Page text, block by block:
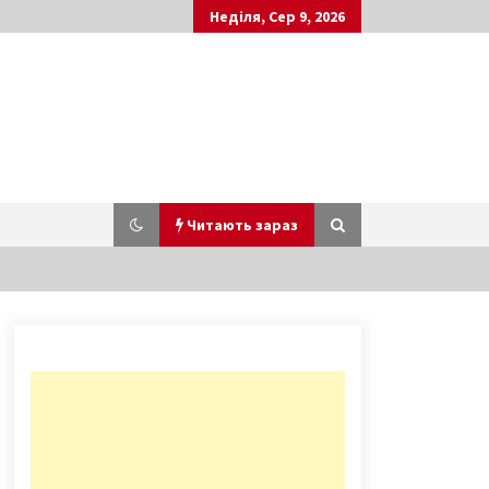
Неділя, Сер 9, 2026
Читають зараз